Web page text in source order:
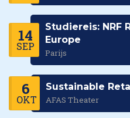
14
SEP
Studiereis: NRF
Europe
Parijs
6
OKT
Sustainable
AFAS Theater